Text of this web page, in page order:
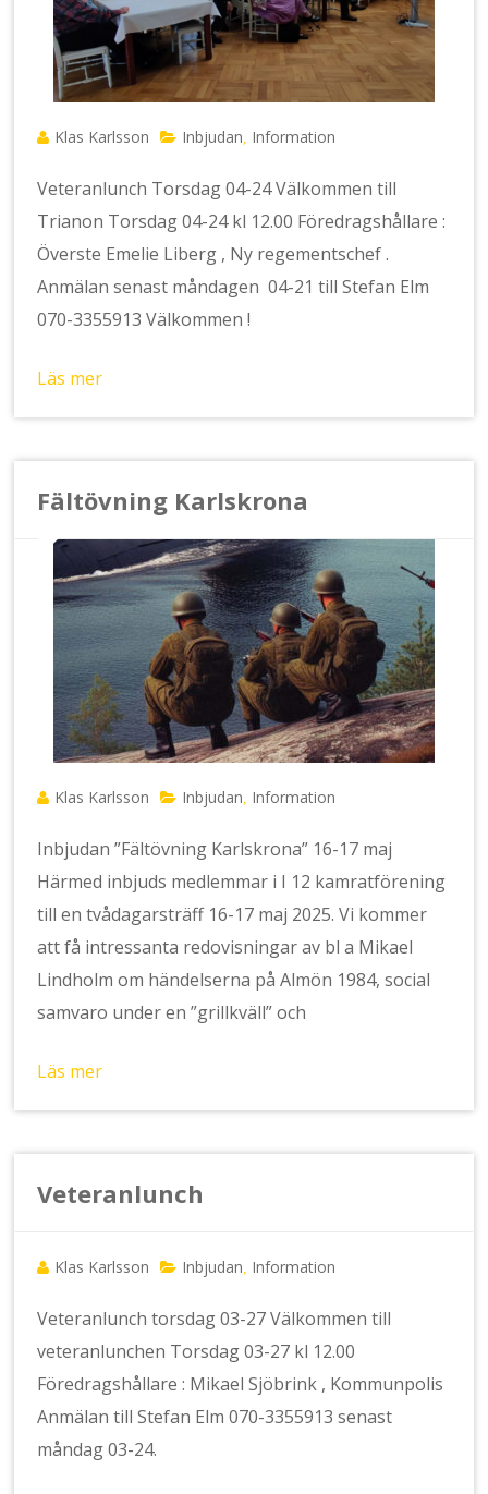
Klas Karlsson Inbjudan Information
Veteranlunch Torsdag 04-24 Välkommen till
Trianon Torsdag 04-24 kl 12.00 Föredragshållare :
Överste Emelie Liberg , Ny regementschef .
Anmälan senast måndagen 04-21 till Stefan Elm
070-3355913 Välkommen !
Läs mer
Fältövning Karlskrona
Klas Karlsson Inbjudan Information
Inbjudan ”Fältövning Karlskrona” 16-17 maj
Härmed inbjuds medlemmar i I 12 kamratförening
till en tvådagarsträff 16-17 maj 2025. Vi kommer
att få intressanta redovisningar av bl a Mikael
Lindholm om händelserna på Almön 1984, social
samvaro under en ”grillkväll” och
Läs mer
Veteranlunch
Klas Karlsson Inbjudan Information
Veteranlunch torsdag 03-27 Välkommen till
veteranlunchen Torsdag 03-27 kl 12.00
Föredragshållare : Mikael Sjöbrink , Kommunpolis
Anmälan till Stefan Elm 070-3355913 senast
måndag 03-24.